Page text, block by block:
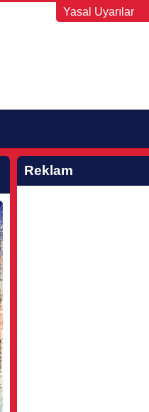
Yasal Uyarılar
Reklam